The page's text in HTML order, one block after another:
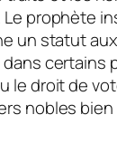
Le prophète
un statut
certains
le droit de
nobles bien